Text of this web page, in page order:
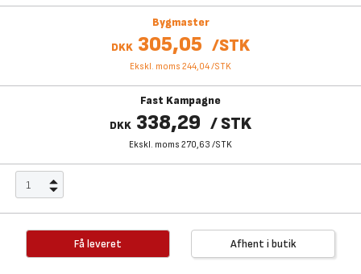
Bygmaster
DKK 305,05 /STK
Ekskl. moms 244,04/STK
Fast Kampagne
DKK 338,29 /STK
Ekskl. moms 270,63 /STK
Få leveret Afhent i butik